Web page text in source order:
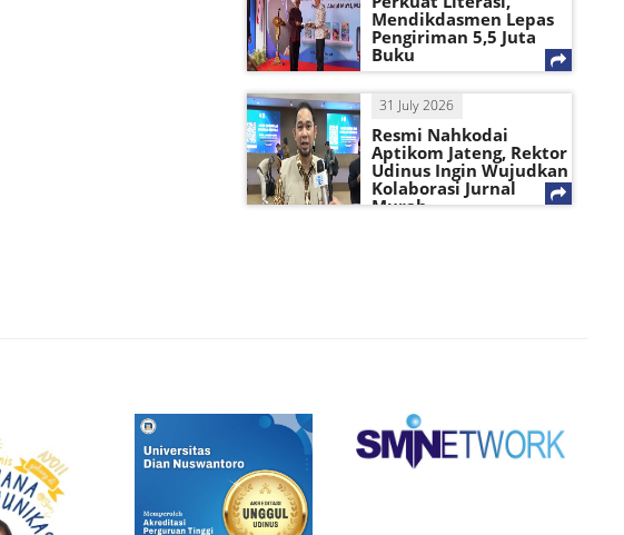
Mendikdasmen Lepas
Pengiriman 5,5 Juta
Buku
31 July 2026
Resmi Nahkodai
Aptikom Jateng, Rektor
Udinus Ingin Wujudkan
Kolaborasi Jurnal
Murah